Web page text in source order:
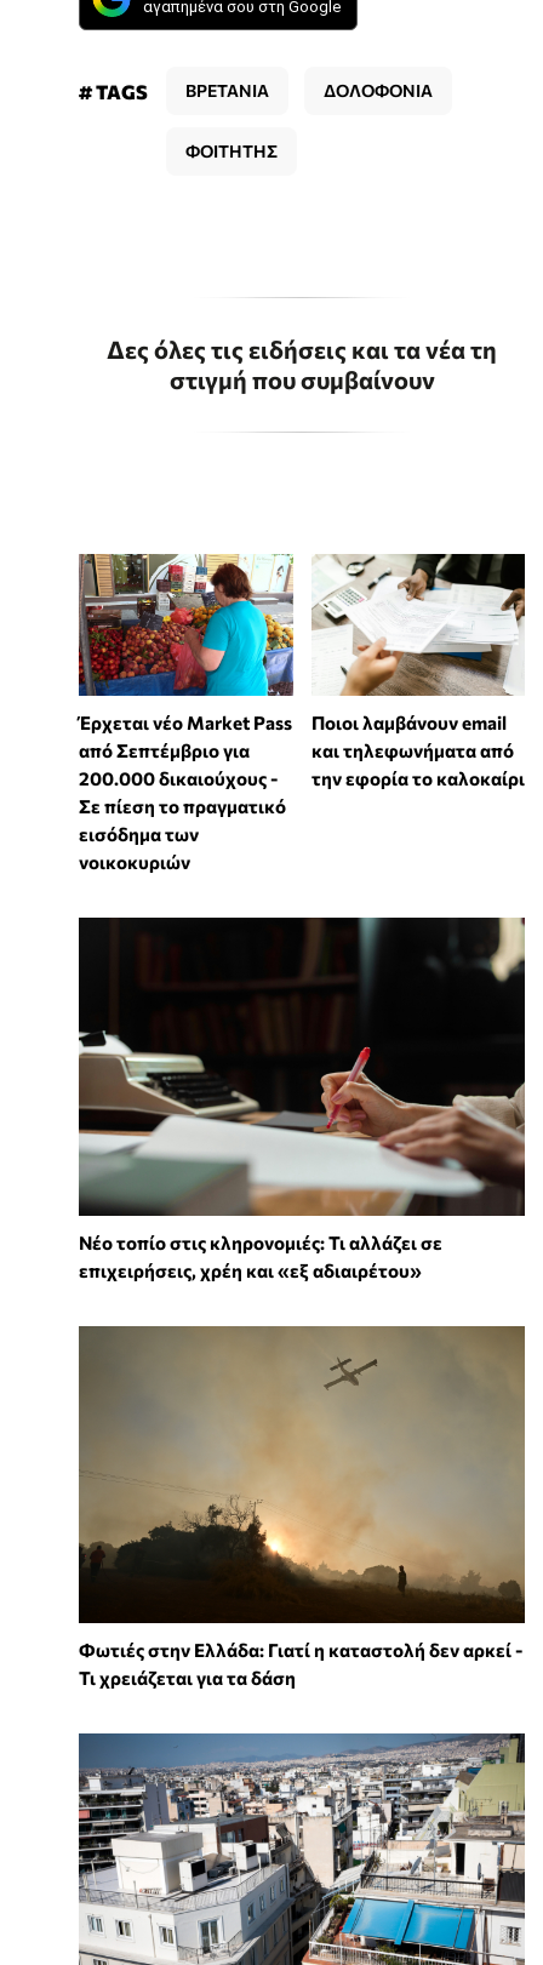
αγαπημένα σου στη Google
# TAGS ΒΡΕΤΑΝΙΑ ΔΟΛΟΦΟΝΙΑ
ΦΟΙΤΗΤΗΣ
Δες όλες τις ειδήσεις και τα νέα τη
στιγμή που συμβαίνουν
Έρχεται νέο Market Pass
από Σεπτέμβριο για
200.000 δικαιούχους -
Σε πίεση το πραγματικό
εισόδημα των
νοικοκυριών
Ποιοι λαμβάνουν email
και τηλεφωνήματα από
την εφορία το καλοκαίρι
Νέο τοπίο στις κληρονομιές: Τι αλλάζει σε
επιχειρήσεις, χρέη και «εξ αδιαιρέτου»
Φωτιές στην Ελλάδα: Γιατί η καταστολή δεν αρκεί -
Τι χρειάζεται για τα δάση